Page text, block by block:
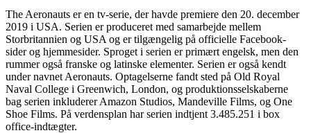
The Aeronauts er en tv-serie, der havde premiere den 20. december
2019 i USA. Serien er produceret med samarbejde mellem
Storbritannien og USA og er tilgængelig på officielle Facebook-
sider og hjemmesider. Sproget i serien er primært engelsk, men den
rummer også franske og latinske elementer. Serien er også kendt
under navnet Aeronauts. Optagelserne fandt sted på Old Royal
Naval College i Greenwich, London, og produktionsselskaberne
bag serien inkluderer Amazon Studios, Mandeville Films, og One
Shoe Films. På verdensplan har serien indtjent 3.485.251 i box
office-indtægter.